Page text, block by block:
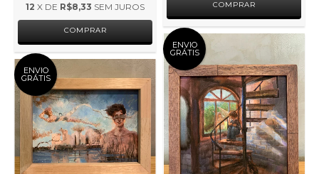
12 X DE R$8,33 SEM JUROS
COMPRAR
ENVIO
GRÁTIS
ENVIO
GRÁTIS